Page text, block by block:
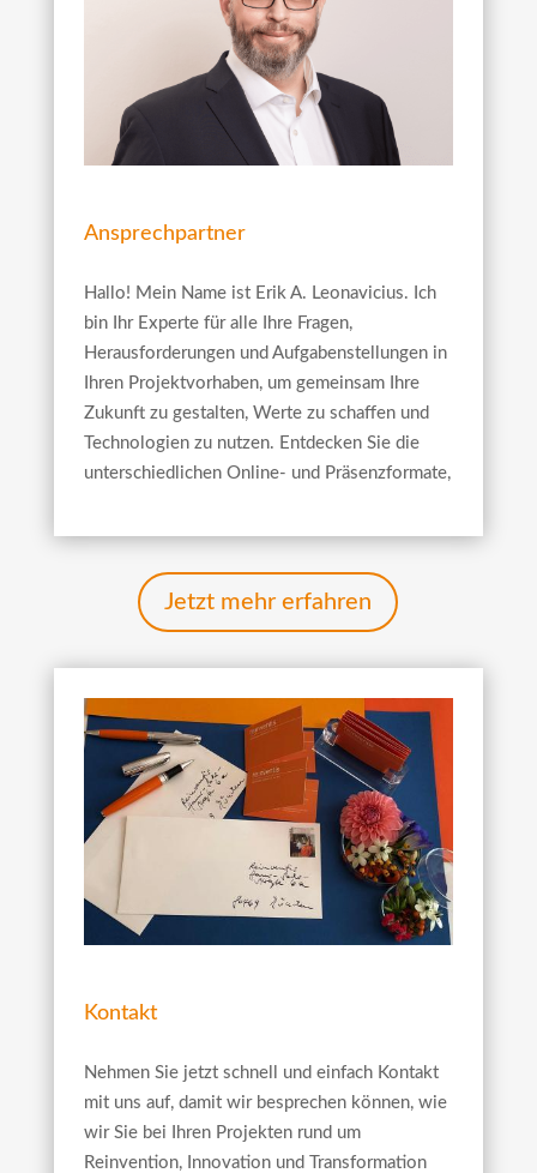
Ansprechpartner
Hallo! Mein Name ist Erik A. Leonavicius. Ich
bin Ihr Experte für alle Ihre Fragen,
Herausforderungen und Aufgabenstellungen in
Ihren Projektvorhaben, um gemeinsam Ihre
Zukunft zu gestalten, Werte zu schaffen und
Technologien zu nutzen. Entdecken Sie die
unterschiedlichen Online- und Präsenzformate,
Jetzt mehr erfahren
Kontakt
Nehmen Sie jetzt schnell und einfach Kontakt
mit uns auf, damit wir besprechen können, wie
wir Sie bei Ihren Projekten rund um
Reinvention, Innovation und Transformation